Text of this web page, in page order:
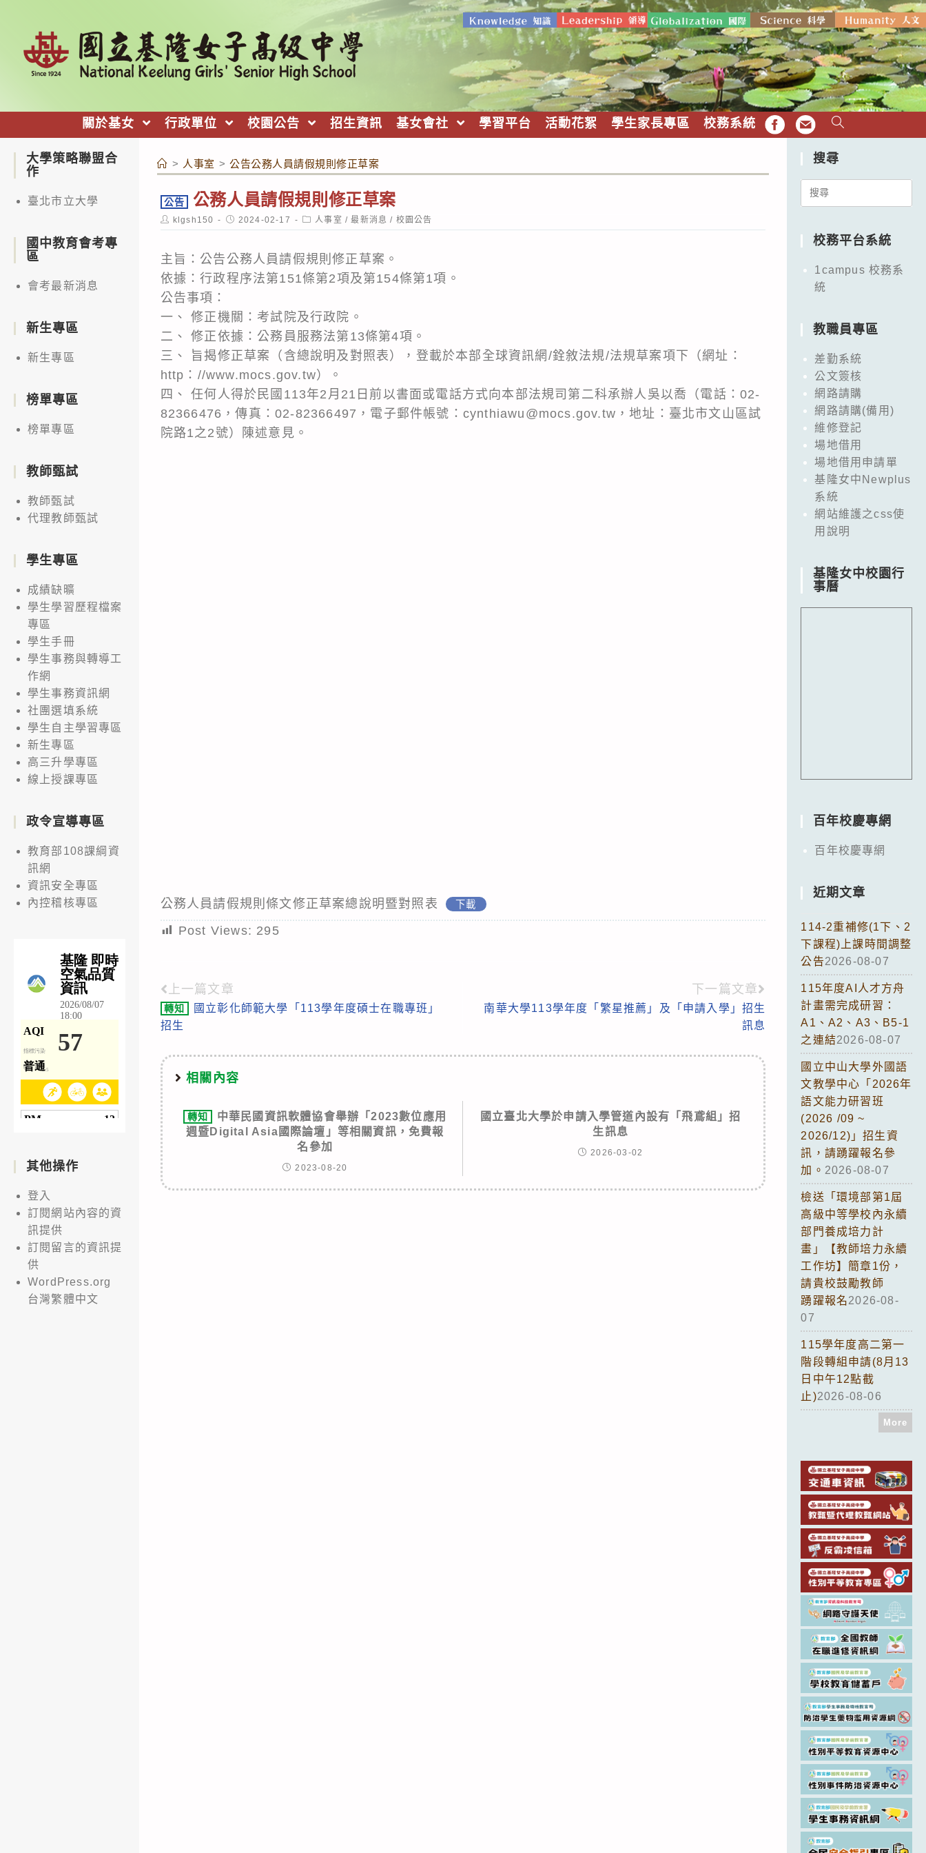
關於基女 行政單位 校園公告 招生資訊 基女會社 學習平台 活動花絮 學生家長專區 校務系統 FB EMAIL
> 人事室 > 公告公務人員請假規則修正草案
公告 公務人員請假規則修正草案
Post
author:
klgsh150
Post
published:
2024-02-17
Post
category:
人事室 / 最新消息 / 校園公告
主旨：公告公務人員請假規則修正草案。
依據：行政程序法第151條第2項及第154條第1項。
公告事項：
一、 修正機關：考試院及行政院。
二、 修正依據：公務員服務法第13條第4項。
三、 旨揭修正草案（含總說明及對照表），登載於本部全球資訊網/銓敘法規/法規草案項下（網址：
http：//www.mocs.gov.tw）。
四、 任何人得於民國113年2月21日前以書面或電話方式向本部法規司第二科承辦人吳以喬（電話：02-
82366476，傳真：02-82366497，電子郵件帳號：cynthiawu@mocs.gov.tw，地址：臺北市文山區試
院路1之2號）陳述意見。
公務人員請假規則條文修正草案總說明暨對照表 下載
Post Views: 295
Read
more
上一篇文章
轉知
國立彰化師範大學「113學年度碩士在職專班」
招生
下一篇文章
南華大學113學年度「繁星推薦」及「申請入學」招生
訊息
相關內容
轉知
中華民國資訊軟體協會舉辦「2023數位應用
週暨Digital Asia國際論壇」等相關資訊，免費報
名參加
2023-08-20
國立臺北大學於申請入學管道內設有「飛鳶組」招
生訊息
2026-03-02
大學策略聯盟合
作
臺北市立大學
國中教育會考專
區
會考最新消息
新生專區
新生專區
榜單專區
榜單專區
教師甄試
教師甄試
代理教師甄試
學生專區
成績缺曠
學生學習歷程檔案
專區
學生手冊
學生事務與轉導工
作網
學生事務資訊網
社團選填系統
學生自主學習專區
新生專區
高三升學專區
線上授課專區
政令宣導專區
教育部108課綱資
訊網
資訊安全專區
內控稽核專區
其他操作
登入
訂閱網站內容的資
訊提供
訂閱留言的資訊提
供
WordPress.org
台灣繁體中文
搜尋
Search
校務平台系統
1campus 校務系
統
教職員專區
差勤系統
公文簽核
網路請購
網路請購(備用)
維修登記
場地借用
場地借用申請單
基隆女中Newplus
系統
網站維護之css使
用說明
基隆女中校園行
事曆
百年校慶專網
百年校慶專網
近期文章
114-2重補修(1下、2
下課程)上課時間調整
公告2026-08-07
115年度AI人才方舟
計畫需完成研習：
A1、A2、A3、B5-1
之連結2026-08-07
國立中山大學外國語
文教學中心「2026年
語文能力研習班
(2026 /09 ~
2026/12)」招生資
訊，請踴躍報名參
加。 2026-08-07
檢送「環境部第1屆
高級中等學校內永續
部門養成培力計
畫」【教師培力永續
工作坊】簡章1份，
請貴校鼓勵教師
踴躍報名2026-08-
07
115學年度高二第一
階段轉組申請(8月13
日中午12點截
止)2026-08-06
More